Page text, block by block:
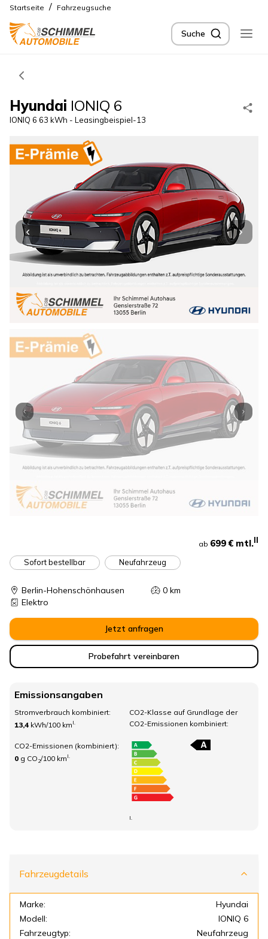
Startseite / Fahrzeugsuche
Suche
Hyundai IONIQ 6
IONIQ 6 63 kWh - Leasingbeispiel-13
ab 699 € mtl.II
Sofort bestellbar Neufahrzeug
Berlin-Hohenschönhausen 0km
Elektro
Jetzt anfragen
Probefahrt vereinbaren
Emissionsangaben
Stromverbrauch kombiniert:
13,4 kWh/100 km I.
CO2-Emissionen (kombiniert):
0 g CO 2/100 km I.
CO2-Klasse auf Grundlage der
CO2-Emissionen kombiniert:
I.
Fahrzeugdetails
Marke:
Hyundai
Modell:
IONIQ 6
Fahrzeugtyp:
Neufahrzeug